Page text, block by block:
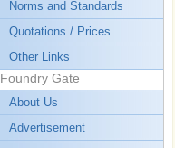
Norms and Standards
Quotations / Prices
Other Links
Foundry Gate
About Us
Advertisement